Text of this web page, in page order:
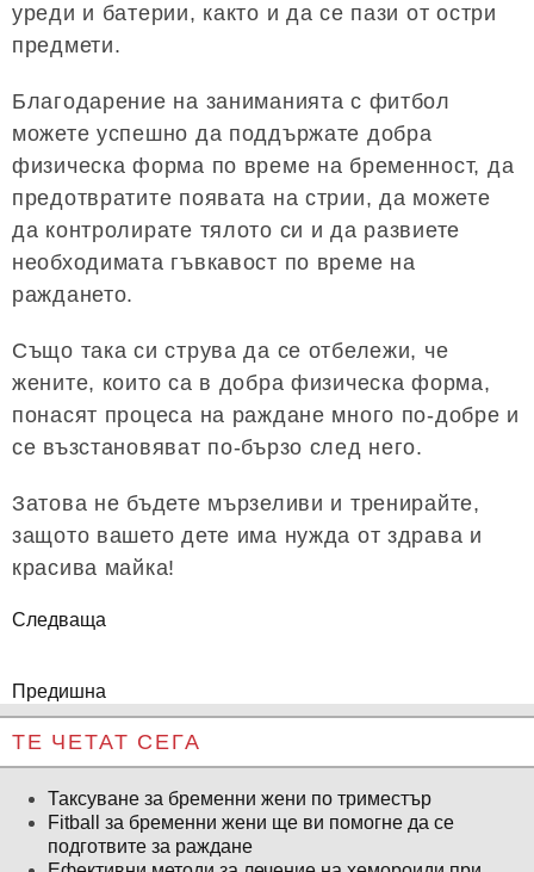
уреди и батерии, както и да се пази от остри
предмети.
Благодарение на заниманията с фитбол
можете успешно да поддържате добра
физическа форма по време на бременност, да
предотвратите появата на стрии, да можете
да контролирате тялото си и да развиете
необходимата гъвкавост по време на
раждането.
Също така си струва да се отбележи, че
жените, които са в добра физическа форма,
понасят процеса на раждане много по-добре и
се възстановяват по-бързо след него.
Затова не бъдете мързеливи и тренирайте,
защото вашето дете има нужда от здрава и
красива майка!
Следваща
Предишна
ТЕ ЧЕТАТ СЕГА
Таксуване за бременни жени по триместър
Fitball за бременни жени ще ви помогне да се
подготвите за раждане